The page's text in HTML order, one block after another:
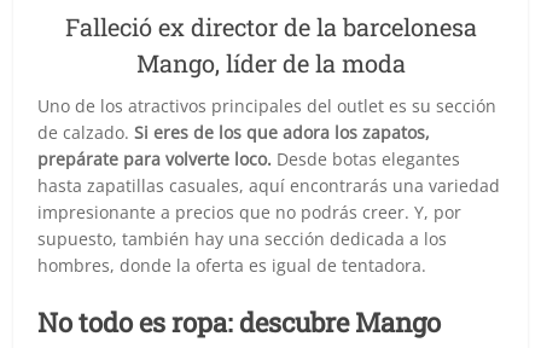
Falleció ex director de la barcelonesa
Mango, líder de la moda
Uno de los atractivos principales del outlet es su sección
de calzado.Si eres de los que adora los zapatos,
prepárate para volverte loco. Desde botas elegantes
hasta zapatillas casuales, aquí encontrarás una variedad
impresionante a precios que no podrás creer. Y, por
supuesto, también hay una sección dedicada a los
hombres, donde la oferta es igual de tentadora.
No todo es ropa: descubre Mango